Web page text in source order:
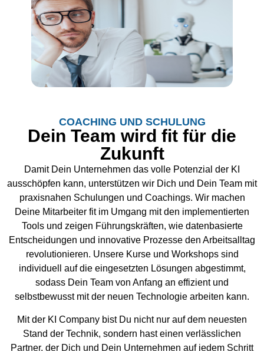
COACHING UND SCHULUNG
Dein Team wird fit für die
Zukunft
Damit Dein Unternehmen das volle Potenzial der KI
ausschöpfen kann, unterstützen wir Dich und Dein Team mit
praxisnahen Schulungen und Coachings. Wir machen
Deine Mitarbeiter fit im Umgang mit den implementierten
Tools und zeigen Führungskräften, wie datenbasierte
Entscheidungen und innovative Prozesse den Arbeitsalltag
revolutionieren. Unsere Kurse und Workshops sind
individuell auf die eingesetzten Lösungen abgestimmt,
sodass Dein Team von Anfang an effizient und
selbstbewusst mit der neuen Technologie arbeiten kann.
Mit der KI Company bist Du nicht nur auf dem neuesten
Stand der Technik, sondern hast einen verlässlichen
Partner, der Dich und Dein Unternehmen auf jedem Schritt